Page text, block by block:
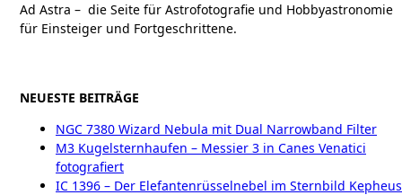
Ad Astra – die Seite für Astrofotografie und Hobbyastronomie
für Einsteiger und Fortgeschrittene.
NEUESTE BEITRÄGE
NGC 7380 Wizard Nebula mit Dual Narrowband Filter
M3 Kugelsternhaufen – Messier 3 in Canes Venatici
fotografiert
IC 1396 – Der Elefantenrüsselnebel im Sternbild Kepheus